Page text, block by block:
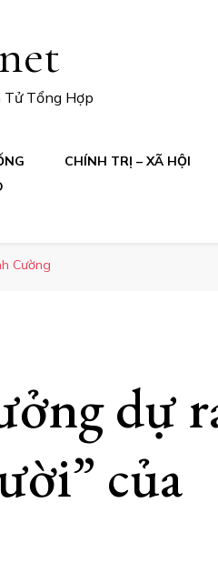
Tổng Hợp
CHÍNH TRỊ – XÃ HỘI
Cường
dự
của